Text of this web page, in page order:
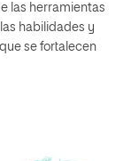
las herramientas
habilidades y
se fortalecen